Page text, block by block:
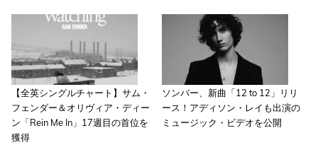
【全英シングルチャート】サム・
フェンダー＆オリヴィア・ディー
ン「Rein Me In」17週目の首位を
獲得
ソンバー、新曲「12 to 12」リリ
ース！アディソン・レイも出演の
ミュージック・ビデオを公開